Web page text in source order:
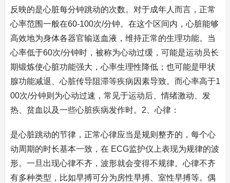
反映的是心脏每分钟跳动的次数。对于成年人而言，正常
心率范围一般在60-100次/分钟。在这个区间内，心脏能够
高效地为身体各器官输送血液，维持正常的生理功能。当
心率低于60次/分钟时，被称为心动过缓，可能是运动员长
期锻炼使心脏功能强大，心率生理性降低；也可能是甲状
腺功能减退、心脏传导阻滞等疾病因素导致。而心率高于1
00次/分钟则为心动过速，常见于运动后、情绪激动、发
热、贫血以及一些心脏疾病发作时。2、心律：
是心脏跳动的节律，正常心律应当是规则整齐的，每个心
动周期的时长基本一致，在 ECG监护仪上表现为规律的波
形。一旦出现心律不齐，波形就会变得不规律。心律不齐
有多种类型，比如早搏可分为房性早搏、室性早搏等。偶